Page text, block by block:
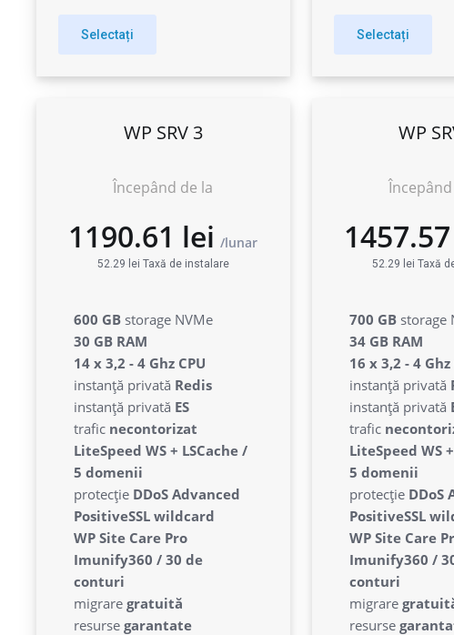
Selectați Selectați
WP SRV 3
Începând de la
1190.61 lei
52.29 lei Taxă de instalare
600 GB storage NVMe
30 GB RAM
14 x 3,2 - 4 Ghz CPU
instanță privată Redis
instanță privată ES
trafic necontorizat
LiteSpeed WS + LSCache /
5 domenii
protecție DDoS Advanced
PositiveSSL wildcard
WP Site Care Pro
Imunify360 / 30 de
conturi
migraregratuită
resursegarantate
WP
52.29 lei Taxă
700 GBstorage
34 GB RAM
16 x 3,2 - 4 Ghz
instanță privată
instanță privată
trafic
LiteSpeed WS
5 domenii
protecție DDoS
PositiveSSL
WP Site Care
Imunify360 /
conturi
migrare
resurse